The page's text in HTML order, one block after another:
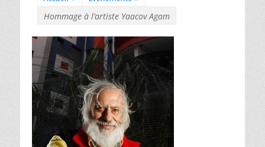
Hommage à l’artiste Yaacov Agam